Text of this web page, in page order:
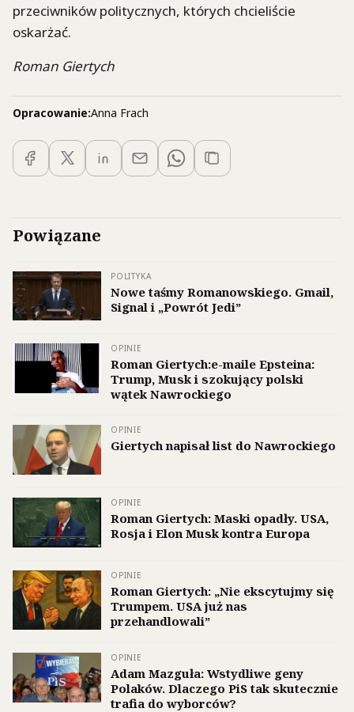
przeciwników politycznych, których chcieliście
oskarżać.
Roman Giertych
Opracowanie:Anna Frach
Powiązane
POLITYKA
Nowe taśmy Romanowskiego. Gmail,
Signal i „Powrót Jedi”
OPINIE
Roman Giertych:e-maile Epsteina:
Trump, Musk i szokujący polski
wątek Nawrockiego
OPINIE
Giertych napisał list do Nawrockiego
OPINIE
Roman Giertych: Maski opadły. USA,
Rosja i Elon Musk kontra Europa
OPINIE
Roman Giertych: „Nie ekscytujmy się
Trumpem. USA już nas
przehandlowali”
OPINIE
Adam Mazguła: Wstydliwe geny
Polaków. Dlaczego PiS tak skutecznie
trafia do wyborców?